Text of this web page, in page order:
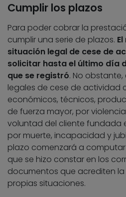
Cumplir los plazos
Para poder cobrar la
cumplir una serie de plazos.
situación legal de cese de
solicitar hasta el último día
que se registró. No
legales de cese de actividad
económicos, técnicos,
de fuerza mayor, por
voluntad del cliente fundada
por muerte, incapacidad y
plazo comenzará a
que se hizo constar en los
documentos que acrediten
propias situaciones.